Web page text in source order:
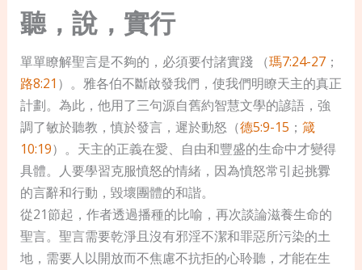
聽，說，實行
單單瞭解聖言是不夠的，必須要付諸實踐 （瑪7:24-27；
路8:21 ）。雅各伯不斷啟發我們，使我們明瞭天主的真正
計劃。為此，他用了三句源自舊約智慧文學的諺語，強
調了敏於聽教，慎於發言，遲於動怒（德5:9-15 ； 箴
10:19）。天主的正義在愛、自由和豐盛的生命中才變得
具體。人要學習克服憤怒的情緒，因為憤怒常引起挑釁
的言辭和行動，毀壞團體的和諧。
從21節起，作者透過播種的比喻，再次談論滋養生命的
聖言。聖言需要乾淨且沒有邪淫不潔和罪惡所污染的土
地，需要人以開放而不焦慮不抗拒的心聆聽，才能在生